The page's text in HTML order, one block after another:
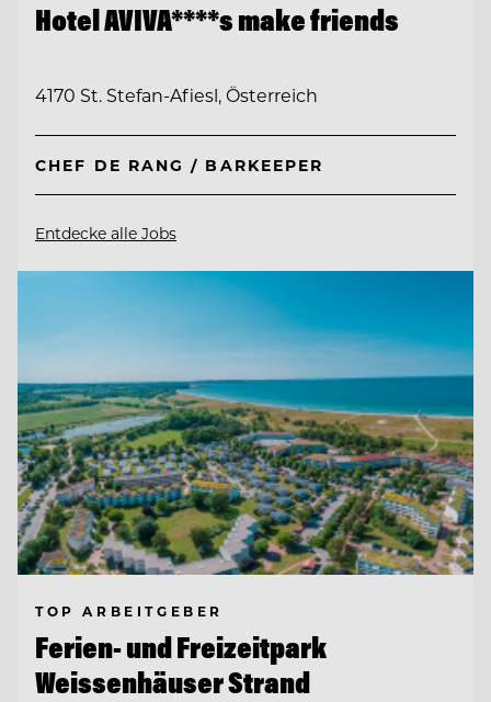
Hotel AVIVA****s make friends
4170 St. Stefan-Afiesl, Österreich
CHEF DE RANG / BARKEEPER
Entdecke alle Jobs
TOP ARBEITGEBER
Ferien- und Freizeitpark
Weissenhäuser Strand